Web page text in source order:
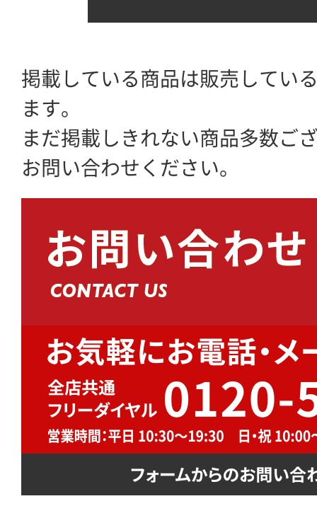
掲載している商品は販売してい
ます。
まだ掲載しきれない商品多数ご
お問い合わせください。